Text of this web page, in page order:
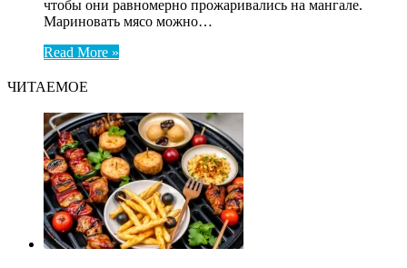
чтобы они равномерно прожаривались на мангале.
Мариновать мясо можно…
Read More »
ЧИТАЕМОЕ